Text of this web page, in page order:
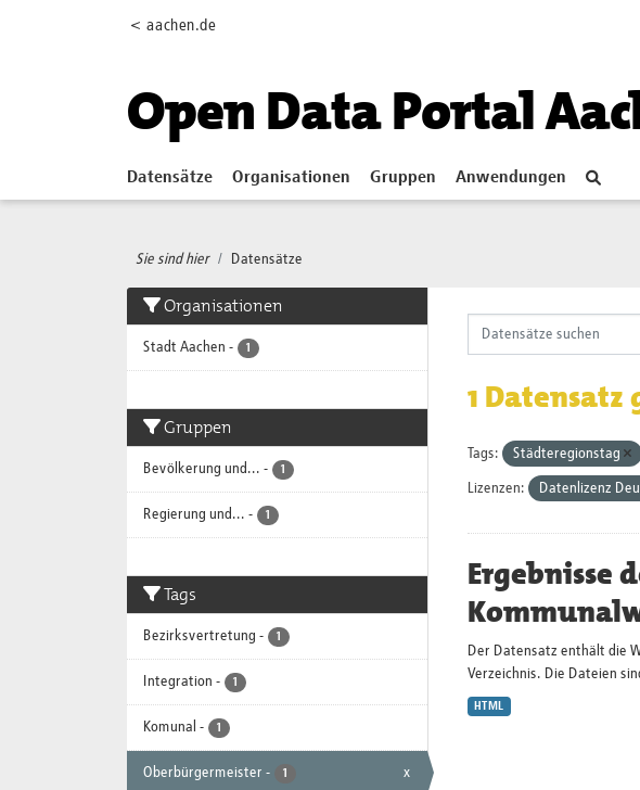
< aachen.de
Open Data Portal
Datensätze Organisationen Gruppen Anwendungen
Sie sind hier Datensätze
Organisationen
Stadt Aachen - 1
Gruppen
Bevölkerung und... - 1
Regierung und... - 1
Tags
Bezirksvertretung - 1
Integration - 1
Komunal - 1
Oberbürgermeister - 1 x
1 Datensatz
Tags: Städteregionstag
Lizenzen: Datenlizenz
Ergebnisse
Der Datensatz enthält die
Verzeichnis. Die Dateien
HTML